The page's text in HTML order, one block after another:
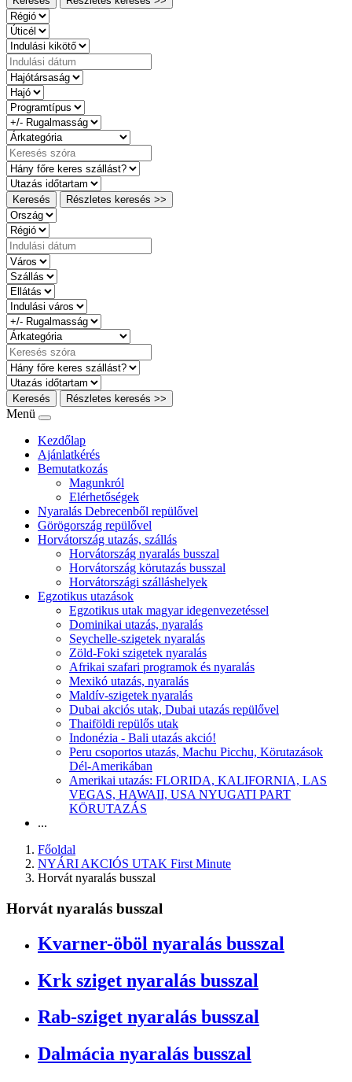
Keresés Részletes keresés >>
Keresés Részletes keresés >>
Menü
Kezdőlap
Ajánlatkérés
Bemutatkozás
Magunkról
Elérhetőségek
Nyaralás Debrecenből repülővel
Görögország repülővel
Horvátország utazás, szállás
Horvátország nyaralás busszal
Horvátország körutazás busszal
Horvátországi szálláshelyek
Egzotikus utazások
Egzotikus utak magyar idegenvezetéssel
Dominikai utazás, nyaralás
Seychelle-szigetek nyaralás
Zöld-Foki szigetek nyaralás
Afrikai szafari programok és nyaralás
Mexikó utazás, nyaralás
Maldív-szigetek nyaralás
Dubai akciós utak, Dubai utazás repülővel
Thaiföldi repülős utak
Indonézia - Bali utazás akció!
Peru csoportos utazás, Machu Picchu, Körutazások
Dél-Amerikában
Amerikai utazás: FLORIDA, KALIFORNIA, LAS
VEGAS, HAWAII, USA NYUGATI PART
KÖRUTAZÁS
...
Főoldal
NYÁRI AKCIÓS UTAK First Minute
Horvát nyaralás busszal
Horvát nyaralás busszal
Kvarner-öböl nyaralás busszal
Krk sziget nyaralás busszal
Rab-sziget nyaralás busszal
Dalmácia nyaralás busszal